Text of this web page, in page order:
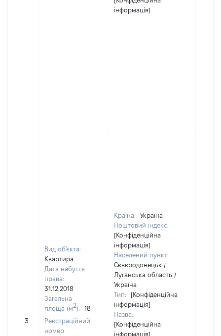
інформація]
3
Вид об'єкта:
Квартира
Дата набуття
права:
31.12.2018
Загальна
площа (м2):
18
Реєстраційний
номер
Країна:
Україна
Поштовий індекс:
[Конфіденційна
інформація]
Населений пункт:
Сєвєродонецьк /
Луганська область /
Україна
Тип:
[Конфіденційна
інформація]
Назва:
[Конфіденційна
інформація]